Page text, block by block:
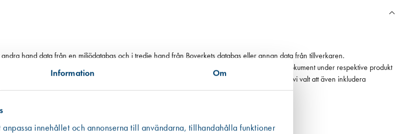
Information Om
innehållet och annonserna till användarna, tillhandahålla funktioner
hand data från en miljödatabas och i tredje hand från Boverkets databas eller annan data från tillverkaren.
är mer schablonmässig. Om värdet har kommit från en EPD finns den som ett bifogat dokument under respektive produkt
inte kunnat säkerställas har vi av trovärdighetsskäl valt det högsta värdet. För fogmassor har vi valt att även inkludera